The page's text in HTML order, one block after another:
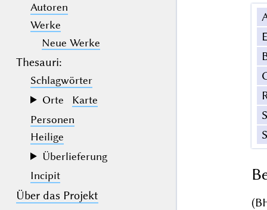
(der Unterstrich) ist Platzhalter für
genau ein Zeichen.
(das Prozentzeichen) ist Platzhalter
für kein, ein oder mehr als ein
Zeichen.
Autoren
Werke
Neue Werke
Thesauri:
Schlagwörter
Orte
Karte
Personen
Heilige
Überlieferung
Incipit
Über das Projekt